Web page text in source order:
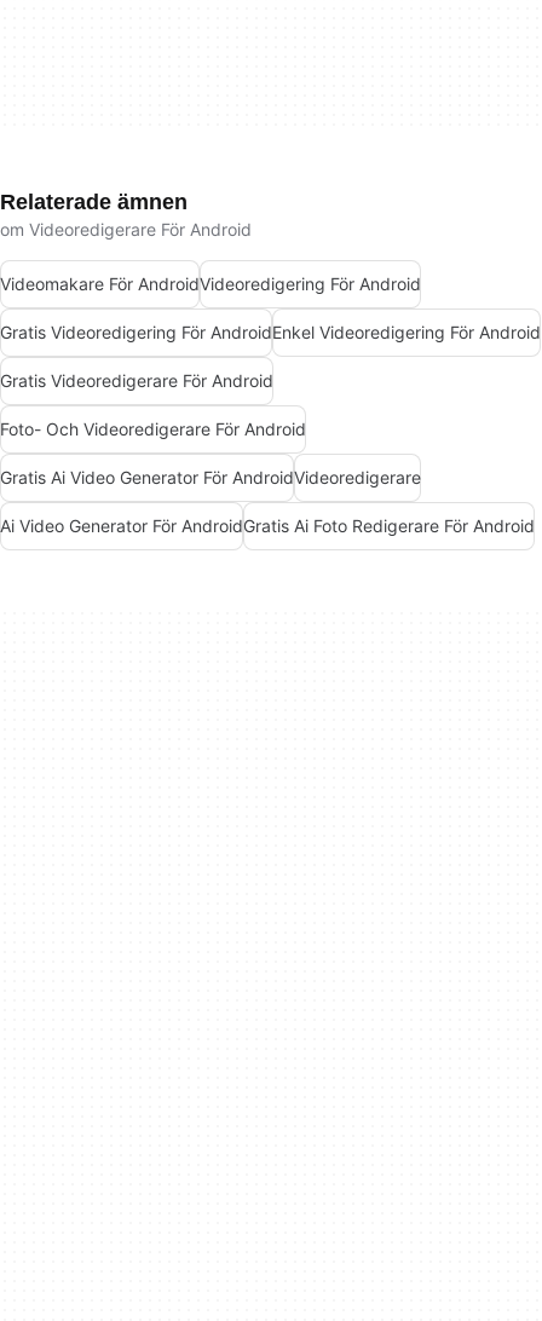
Relaterade ämnen
om Videoredigerare För Android
Videomakare För AndroidVideoredigering För Android
Gratis Videoredigering För AndroidEnkel Videoredigering För Android
Gratis Videoredigerare För Android
Foto- Och Videoredigerare För Android
Gratis Ai Video Generator För AndroidVideoredigerare
Ai Video Generator För AndroidGratis Ai Foto Redigerare För Android